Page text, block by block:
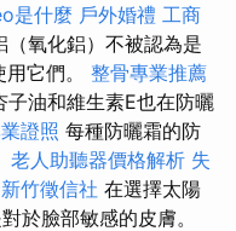
是什麼 戶外婚禮 工商
（氧化鋁）不被認為是
它們。 整骨專業推薦
油和維生素E也在防曬
證照 每種防曬霜的防
老人助聽器價格解析 失
新竹徵信社 在選擇太陽
於臉部敏感的皮膚。